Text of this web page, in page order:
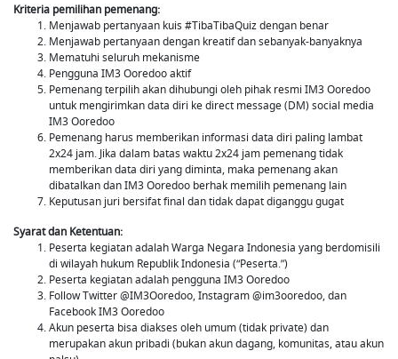
Kriteria pemilihan pemenang:
Menjawab pertanyaan kuis #TibaTibaQuiz dengan benar
Menjawab pertanyaan dengan kreatif dan sebanyak-banyaknya
Mematuhi seluruh mekanisme
Pengguna IM3 Ooredoo aktif
Pemenang terpilih akan dihubungi oleh pihak resmi IM3 Ooredoo
untuk mengirimkan data diri ke direct message (DM) social media
IM3 Ooredoo
Pemenang harus memberikan informasi data diri paling lambat
2x24 jam. Jika dalam batas waktu 2x24 jam pemenang tidak
memberikan data diri yang diminta, maka pemenang akan
dibatalkan dan IM3 Ooredoo berhak memilih pemenang lain
Keputusan juri bersifat final dan tidak dapat diganggu gugat
Syarat dan Ketentuan:
Peserta kegiatan adalah Warga Negara Indonesia yang berdomisili
di wilayah hukum Republik Indonesia (“Peserta.”)
Peserta kegiatan adalah pengguna IM3 Ooredoo
Follow Twitter @IM3Ooredoo, Instagram @im3ooredoo, dan
Facebook IM3 Ooredoo
Akun peserta bisa diakses oleh umum (tidak private) dan
merupakan akun pribadi (bukan akun dagang, komunitas, atau akun